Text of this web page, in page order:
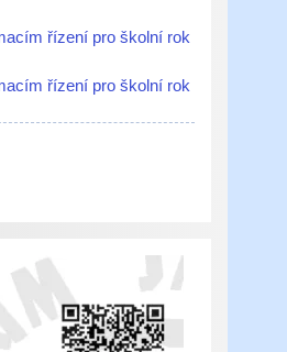
řízení pro školní rok
řízení pro školní rok